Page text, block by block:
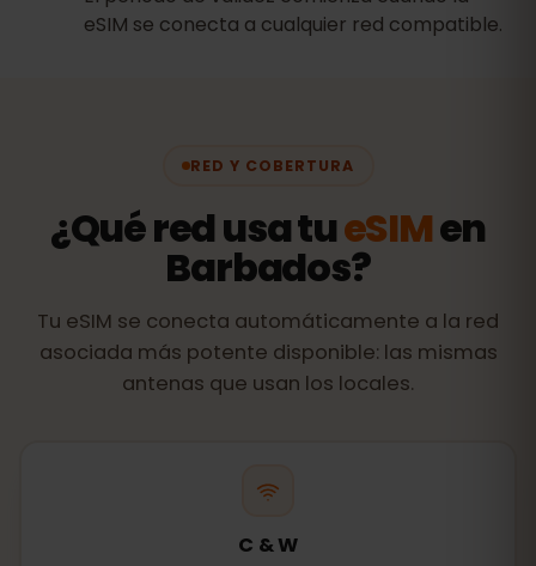
eSIM se conecta a cualquier red compatible.
RED Y COBERTURA
¿Qué red usa tueSIMen
Barbados?
Tu eSIM se conecta automáticamente a la red
asociada más potente disponible: las mismas
antenas que usan los locales.
C & W